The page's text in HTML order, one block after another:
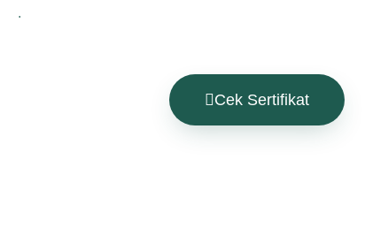
.
Cek Sertifikat